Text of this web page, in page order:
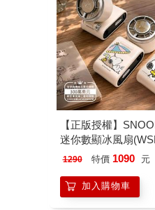
【正版授權】
迷你數顯冰風扇
1290 特價 1090 元
加入購物車